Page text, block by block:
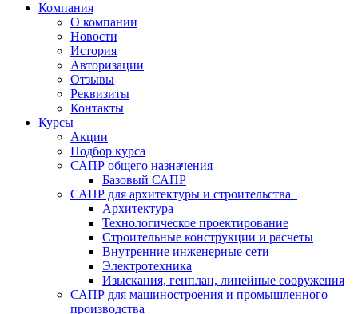
Компания
О компании
Новости
История
Авторизации
Отзывы
Реквизиты
Контакты
Курсы
Акции
Подбор курса
САПР общего назначения
Базовый САПР
САПР для архитектуры и строительства
Архитектура
Технологическое проектирование
Строительные конструкции и расчеты
Внутренние инженерные сети
Электротехника
Изыскания, генплан, линейные сооружения
САПР для машиностроения и промышленного
производства